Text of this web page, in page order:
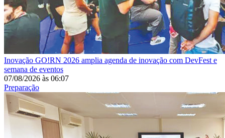
Inovação GO!RN 2026 amplia agenda de inovação com DevFest e
semana de eventos
07/08/2026 às 06:07
Preparação